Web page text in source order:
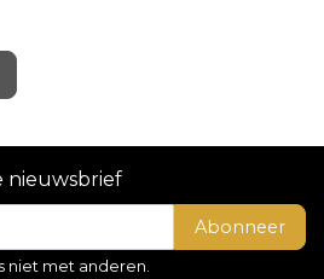
nieuwsbrief
Abonneer
niet met anderen.